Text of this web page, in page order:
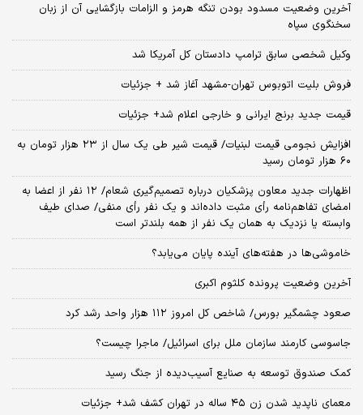
آخرین وضعیت مسدود بودن تنگه هرمز و الزامات بازگشایی آن از زبان
سخنگوی سپاه
وکیل شخصی سابق ترامپ دادستان کل آمریکا شد
فروش بلیت اتوبوس تهران-مشهد آغاز شد + جزئیات
قیمت جدید برنج ایرانی و خارجی اعلام شد+ جزئیات
افزایش نجومی قیمت لبنیات/ قیمت شیر طی یک سال از ۲۳ هزار تومان به
۶۰ هزار تومان رسید
اظهارات جدید معاون پزشکیان درباره تصمیم‌گیری شعام/ ۱۲ نفر از اعضا به
امضای تفاهم‌نامه رأی مثبت داده‌اند و یک نفر رأی منفی/ صدای طیف
وابسته یا نزدیک به همان یک نفر از همه بلندتر است
خاموشی‌ها در هفته‌های آینده پایان می‌یابد؟
آخرین وضعیت پرونده کلثوم اکبری
صعود چشمگیر بورس/ شاخص کل امروز ۱۱۲ هزار واحد رشد کرد
جاسوسی کارمند سازمان ملل برای اسرائیل/ ماجرا چیست؟
کمک صندوق توسعه به صنایع آسیب‌دیده از جنگ رسید
معمای ناپدید شدن زن ۴۵ ساله در تهران کشف شد+ جزئیات